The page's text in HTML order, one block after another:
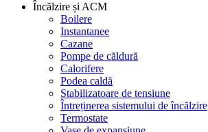
Încălzire și ACM
Boilere
Instantanee
Cazane
Pompe de căldură
Calorifere
Podea caldă
Stabilizatoare de tensiune
Întreținerea sistemului de încălzire
Termostate